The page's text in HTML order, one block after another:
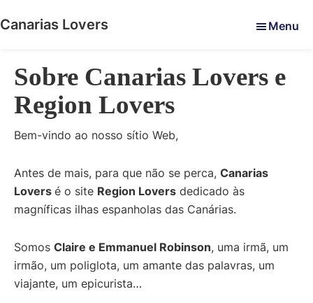
to
to
to
Canarias Lovers
vos
sens
dans
Canaries
Claire
Menu
Sobre Canarias Lovers e
Region Lovers
Bem-vindo ao nosso sítio Web,
Antes de mais, para que não se perca, Canarias
Lovers é o site Region Lovers dedicado às
magníficas ilhas espanholas das Canárias.
Somos Claire e Emmanuel Robinson, uma irmã, um
irmão, um poliglota, um amante das palavras, um
viajante, um epicurista…